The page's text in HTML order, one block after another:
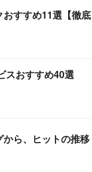
すすめ11選【徹底
スおすすめ40選
ら、ヒットの推移